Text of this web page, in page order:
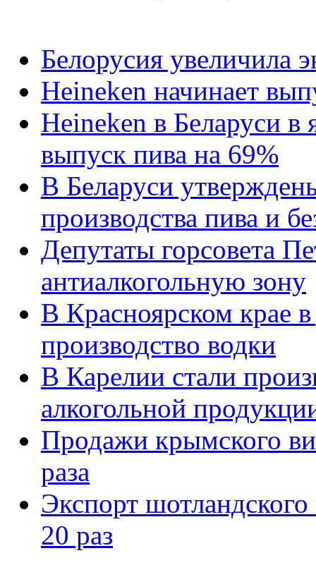
Белорусия увеличила
Heineken начинает
Heineken в Беларуси в
выпуск пива на 69%
В Беларуси
производства пива и
Депутаты горсовета
антиалкогольную зону
В Красноярском крае
производство водки
В Карелии стали
алкогольной
Продажи крымского
раза
Экспорт
20 раз